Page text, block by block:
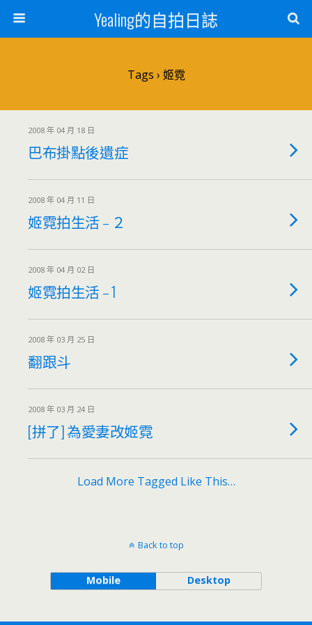
Yealing的自拍日誌
Tags › 姬霓
2008 年 04 月 18 日
巴布掛點後遺症
2008 年 04 月 11 日
姬霓拍生活 – ２
2008 年 04 月 02 日
姬霓拍生活 – 1
2008 年 03 月 25 日
翻跟斗
2008 年 03 月 24 日
[拼了] 為愛妻改姬霓
Load More Tagged Like This…
Back to top
Mobile Desktop